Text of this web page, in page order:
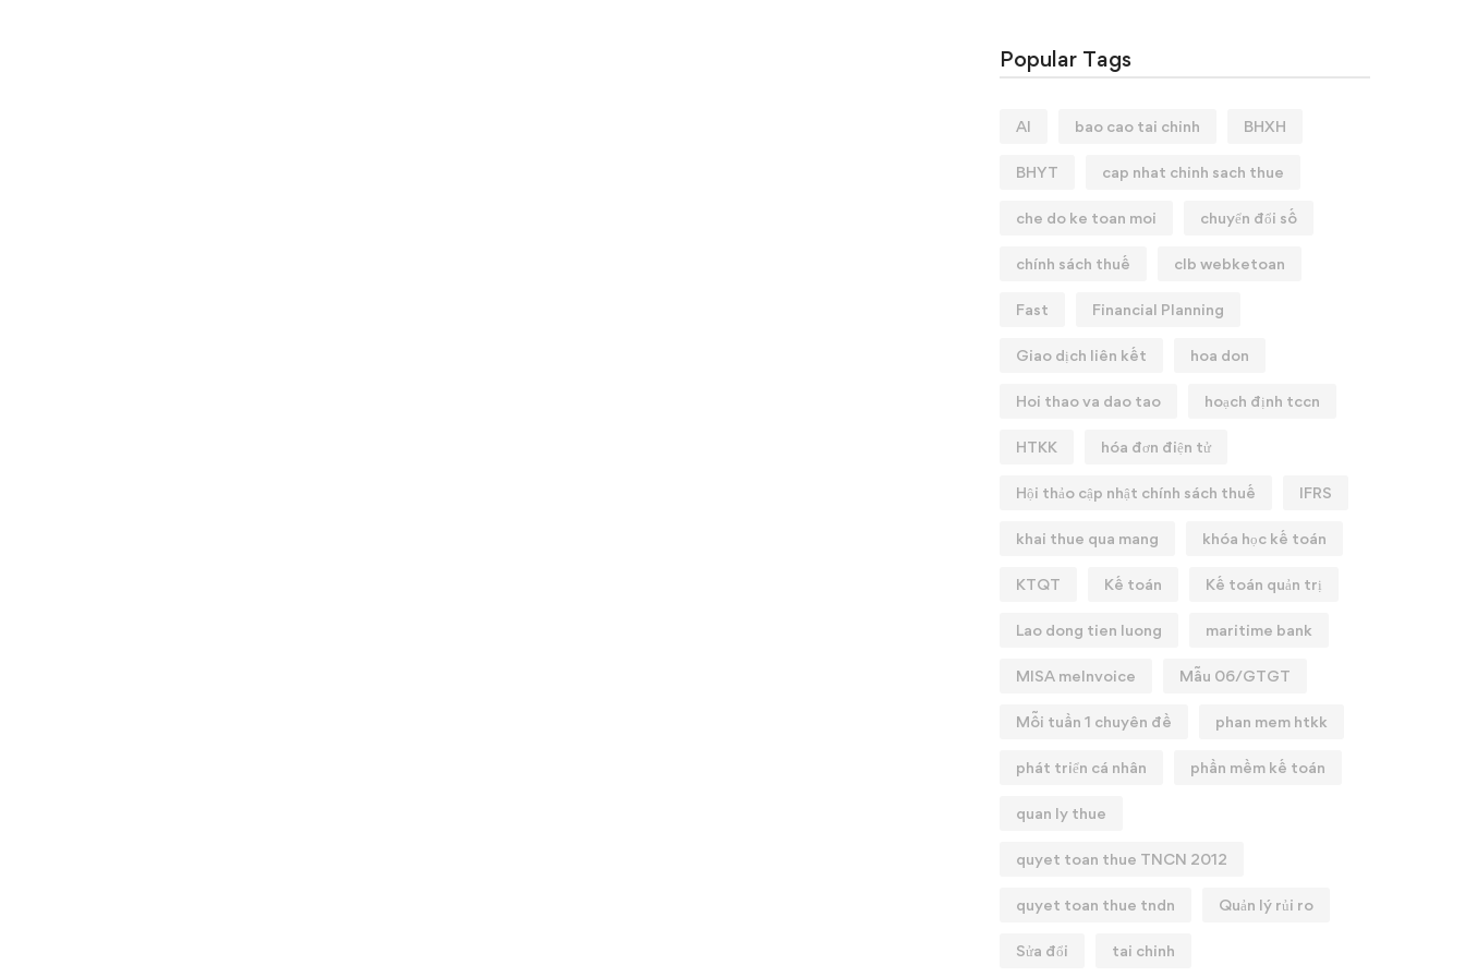
Popular Tags
AI bao cao tai chinh BHXH
BHYT cap nhat chinh sach thue
che do ke toan moi chuyển đổi số
chính sách thuế clb webketoan
Fast Financial Planning
Giao dịch liên kết hoa don
Hoi thao va dao tao hoạch định tccn
HTKK hóa đơn điện tử
Hội thảo cập nhật chính sách thuế IFRS
khai thue qua mang khóa học kế toán
KTQT Kế toán Kế toán quản trị
Lao dong tien luong maritime bank
MISA meInvoice Mẫu 06/GTGT
Mỗi tuần 1 chuyên đề phan mem htkk
phát triển cá nhân phần mềm kế toán
quan ly thue
quyet toan thue TNCN 2012
quyet toan thue tndn Quản lý rủi ro
Sửa đổi tai chinh